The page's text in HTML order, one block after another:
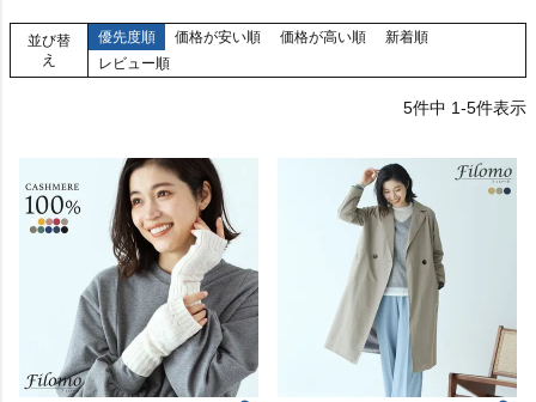
並び替
え
優先度順 価格が安い順 価格が高い順
新着順
レビュー順
5件中 1-5件表示